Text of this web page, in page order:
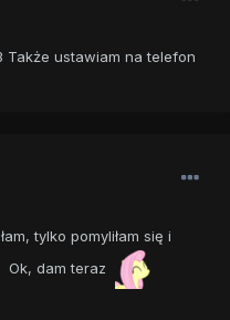
Także ustawiam na telefon
tylko pomyliłam się i
Ok, dam teraz